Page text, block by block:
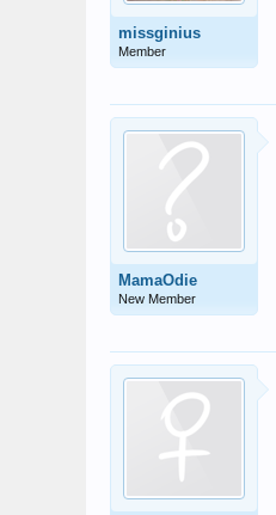
missginius
Member
MamaOdie
New Member